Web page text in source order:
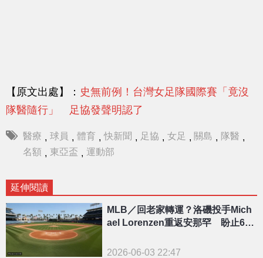
【原文出處】： 史無前例！台灣女足隊國際賽「竟沒
隊醫隨行」 足協發聲明認了
醫療 , 球員 , 體育 , 快新聞 , 足協 , 女足 , 關島 , 隊醫 ,
名額 , 東亞盃 , 運動部
延伸閱讀
MLB／回老家轉運？洛磯投手Mich
ael Lorenzen重返安那罕 盼止6連
2026-06-03 22:47